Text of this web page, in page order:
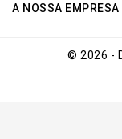
A NOSSA EMPRESA
© 2026 -